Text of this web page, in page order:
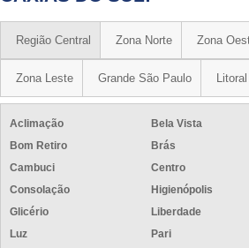
Região Central Zona Norte Zona
Zona Leste Grande São Paulo
Aclimação
Bela Vista
Bom Retiro
Brás
Cambuci
Centro
Consolação
Higienópolis
Glicério
Liberdade
Luz
Pari